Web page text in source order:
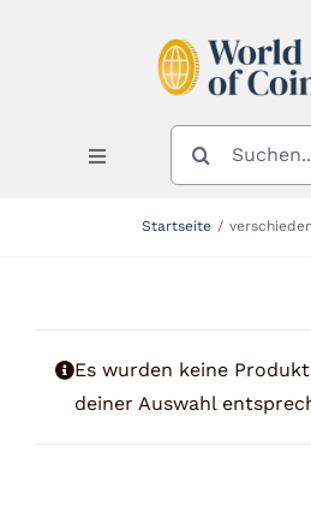
Toggle
Navigation
SUCHE
NACH:
Startseite
Es wurden keine
deiner Auswahl